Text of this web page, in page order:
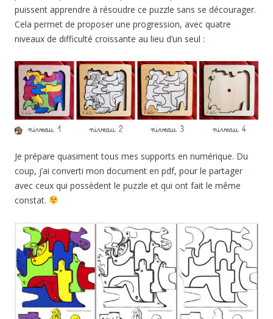
puissent apprendre à résoudre ce puzzle sans se décourager.
Cela permet de proposer une progression, avec quatre
niveaux de difficulté croissante au lieu d’un seul :
Je prépare quasiment tous mes supports en numérique. Du
coup, j’ai converti mon document en pdf, pour le partager
avec ceux qui possèdent le puzzle et qui ont fait le même
constat.